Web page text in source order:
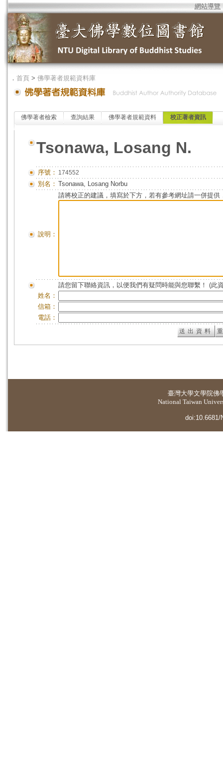
網站導覽
． 首頁 > 佛學著者規範資料庫
佛學著者檢索 查詢結果 佛學著者規範資料 校正著者資訊
Tsonawa, Losang N.
序號： 174552
別名： Tsonawa, Losang Norbu
說明：
請將校正的建議，填寫於下方，若有參考網址請一併提供
請您留下聯絡資訊，以便我們有疑問時能與您聯繫！ (此
姓名：
信箱：
電話：
臺灣大學文學院佛
National Taiwan
doi:10.6681/